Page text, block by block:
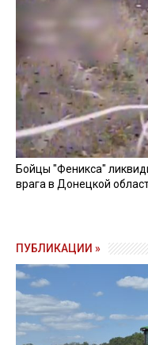
Бойцы "Феникса"
врага в Донецкой
ПУБЛИКАЦИИ »